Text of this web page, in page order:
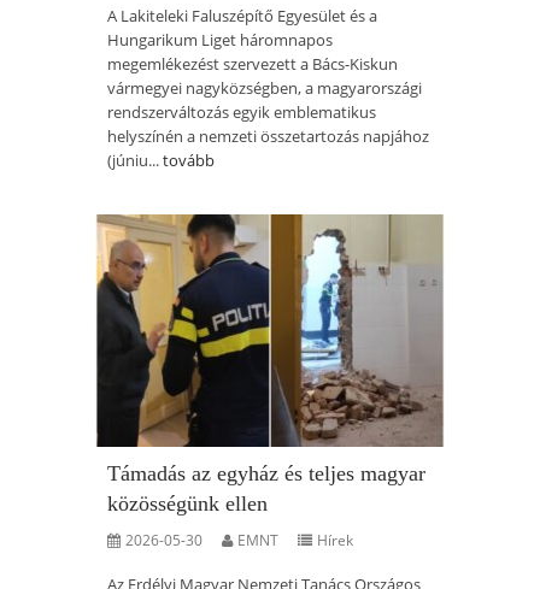
A Lakiteleki Faluszépítő Egyesület és a
Hungarikum Liget háromnapos
megemlékezést szervezett a Bács-Kiskun
vármegyei nagyközségben, a magyarországi
rendszerváltozás egyik emblematikus
helyszínén a nemzeti összetartozás napjához
(júniu...tovább
Támadás az egyház és teljes magyar
közösségünk ellen
2026-05-30 EMNT Hírek
Az Erdélyi Magyar Nemzeti Tanács Országos